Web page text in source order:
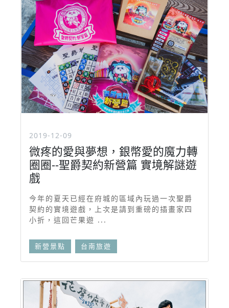
2019-12-09
微疼的愛與夢想，銀幣愛的魔力轉
圈圈--聖爵契約新營篇 實境解謎遊
戲
今年的夏天已經在府城的區域內玩過一次聖爵
契約的實境遊戲，上次是請到重磅的插畫家四
小折，這回芒果遊 ...
新營景點 台南旅遊